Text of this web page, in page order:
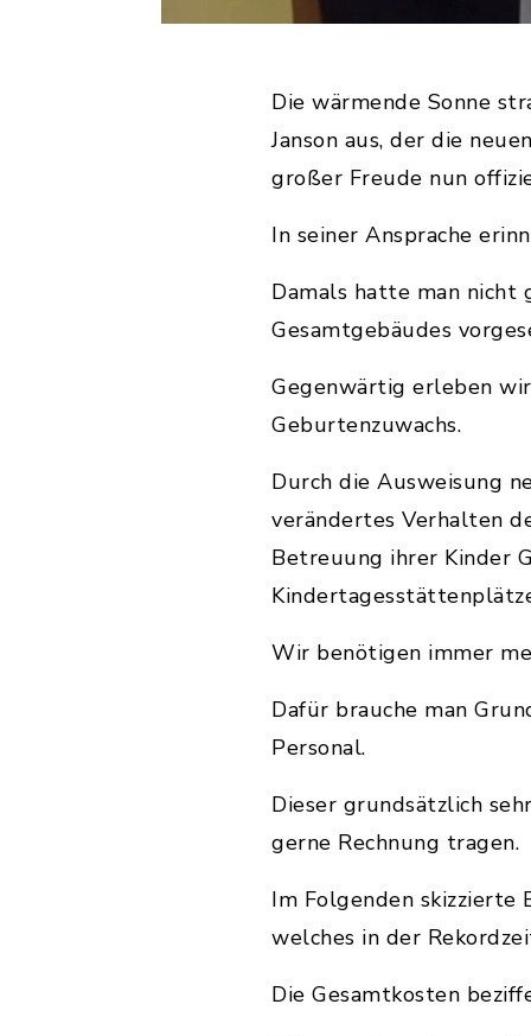
Die wärmende Sonne
Janson aus, der die
großer Freude nun
In seiner Ansprache
Damals hatte man nicht
Gesamtgebäudes
Gegenwärtig erleben
Geburtenzuwachs.
Durch die Ausweisung
verändertes Verhalten
Betreuung ihrer Kinder
Wir benötigen immer
Dafür brauche man
Personal.
Dieser grundsätzlich
gerne Rechnung tragen.
Im Folgenden skizzierte
welches in der
Die Gesamtkosten